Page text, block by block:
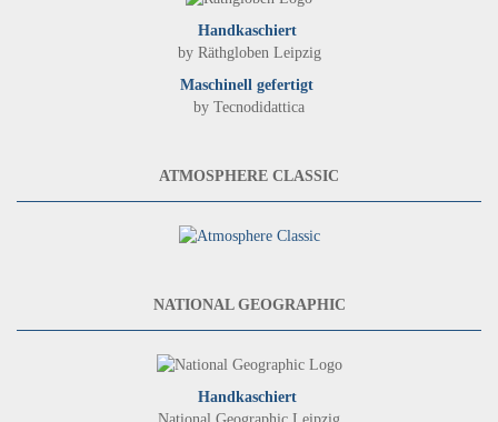
Handkaschiert
by Räthgloben Leipzig
Maschinell gefertigt
by Tecnodidattica
ATMOSPHERE CLASSIC
NATIONAL GEOGRAPHIC
Handkaschiert